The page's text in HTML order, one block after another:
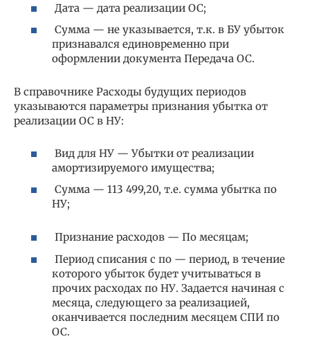
Дата — дата реализации ОС;
Сумма — не указывается, т.к. в БУ убыток
признавался единовременно при
оформлении документа Передача ОС.
В справочнике Расходы будущих периодов
указываются параметры признания убытка от
реализации ОС в НУ:
Вид для НУ — Убытки от реализации
амортизируемого имущества;
Сумма — 113 499,20, т.е. сумма убытка по
НУ;
Признание расходов — По месяцам;
Период списания с по — период, в течение
которого убыток будет учитываться в
прочих расходах по НУ. Задается начиная с
месяца, следующего за реализацией,
оканчивается последним месяцем СПИ по
ОС.